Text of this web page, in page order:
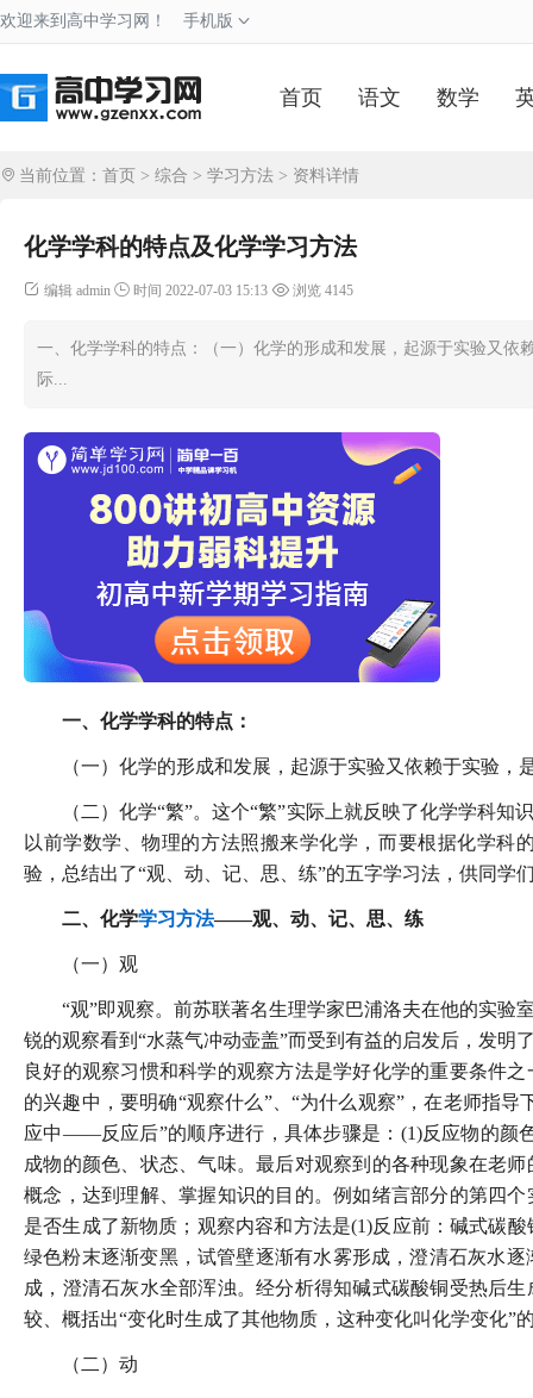
欢迎来到高中学习网！ 手机版
首页 语文 数学
当前位置： 首页 > 综合 > 学习方法 > 资料详情
化学学科的特点及化学学习方法
编辑 admin 时间 2022-07-03 15:13 浏览 4145
一、化学学科的特点：（一）化学的形成和发展，起源于实验又依
际...
一、化学学科的特点：
（一）化学的形成和发展，起源于实验又依赖于实验，
（二）化学“繁”。这个“繁”实际上就反映了化学学科
以前学数学、物理的方法照搬来学化学，而要根据化学科
验，总结出了“观、动、记、思、练”的五字学习法，供同学
二、化学学习方法——观、动、记、思、练
（一）观
“观”即观察。前苏联著名生理学家巴浦洛夫在他的实
锐的观察看到“水蒸气冲动壶盖”而受到有益的启发后，发
良好的观察习惯和科学的观察方法是学好化学的重要条件
的兴趣中，要明确“观察什么”、“为什么观察”，在老师指
应中——反应后”的顺序进行，具体步骤是：(1)反应物的颜
成物的颜色、状态、气味。最后对观察到的各种现象在老
概念，达到理解、掌握知识的目的。例如绪言部分的第四
是否生成了新物质；观察内容和方法是(1)反应前：碱式碳
绿色粉末逐渐变黑，试管壁逐渐有水雾形成，澄清石灰水
成，澄清石灰水全部浑浊。经分析得知碱式碳酸铜受热后
较、概括出“变化时生成了其他物质，这种变化叫化学变化”
（二）动